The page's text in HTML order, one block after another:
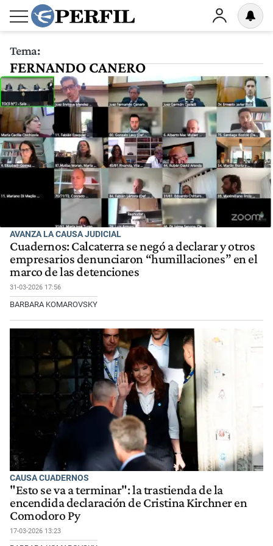
Tema:
FERNANDO CANERO
AVANZA LA CAUSA JUDICIAL
Cuadernos: Calcaterra se negó a declarar y otros
empresarios denunciaron “humillaciones” en el
marco de las detenciones
31-03-2026 17:56
BARBARA KOMAROVSKY
CAUSA CUADERNOS
"Esto se va a terminar": la trastienda de la
encendida declaración de Cristina Kirchner en
Comodoro Py
17-03-2026 13:23